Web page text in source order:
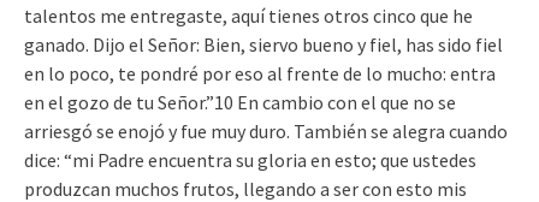
talentos me entregaste, aquí tienes otros cinco que he
ganado. Dijo el Señor: Bien, siervo bueno y fiel, has sido fiel
en lo poco, te pondré por eso al frente de lo mucho: entra
en el gozo de tu Señor.”10 En cambio con el que no se
arriesgó se enojó y fue muy duro. También se alegra cuando
dice: “mi Padre encuentra su gloria en esto; que ustedes
produzcan muchos frutos, llegando a ser con esto mis